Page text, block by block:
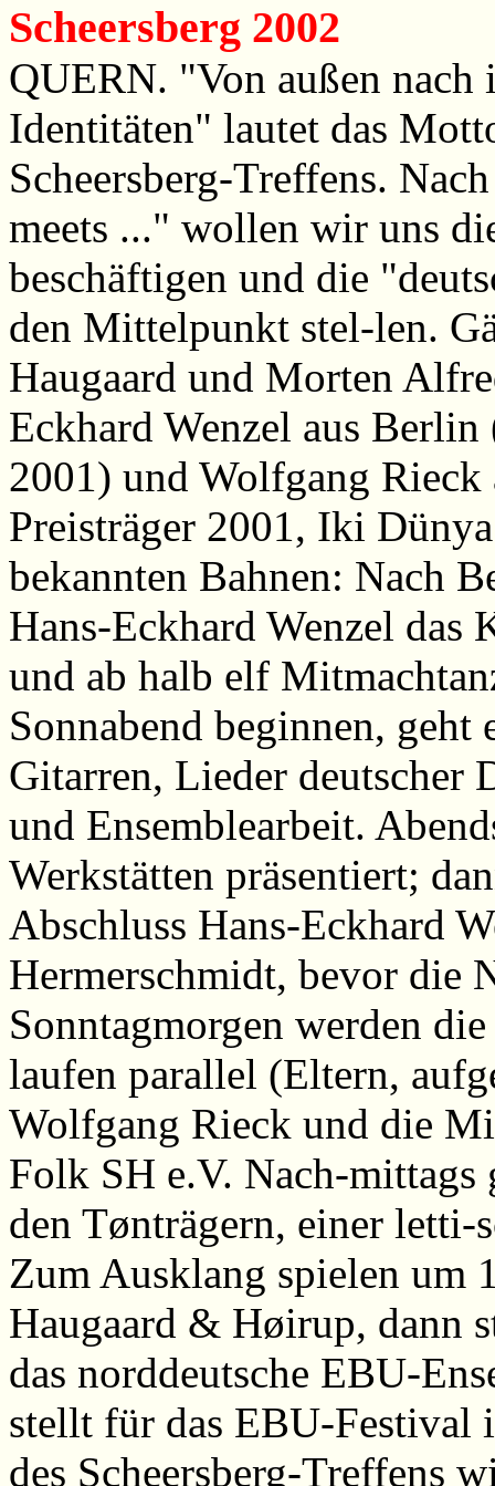
Scheersberg 2002
QUERN. "Von außen nach
Identitäten" lautet das
Scheersberg-Treffens.
meets ..." wollen wir uns
beschäftigen und die
den Mittelpunkt stel-len.
Haugaard und Morten
Eckhard Wenzel aus
2001) und Wolfgang
Preisträger 2001, Iki
bekannten Bahnen: Nach
Hans-Eckhard Wenzel
und ab halb elf
Sonnabend beginnen, geht
Gitarren, Lieder deutscher
und Ensemblearbeit.
Werkstätten präsentiert;
Abschluss Hans-Eckhard
Hermerschmidt, bevor die
Sonntagmorgen werden
laufen parallel (Eltern,
Wolfgang Rieck und die
Folk SH e.V. Nach-
den Tønträgern, einer letti-
Zum Ausklang spielen um
Haugaard & Høirup, dann
das norddeutsche EBU-
stellt für das EBU-Festival
des Scheersberg-Treffens